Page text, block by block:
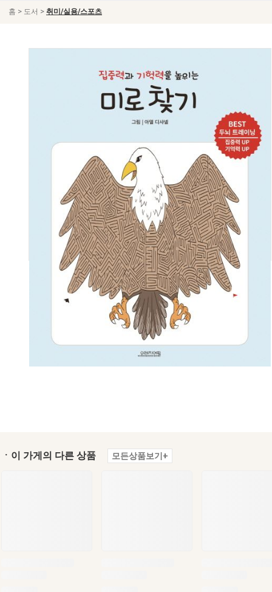
홈 > 도서 > 취미/실용/스포츠
ㆍ이 가게의 다른 상품 모든상품보기+